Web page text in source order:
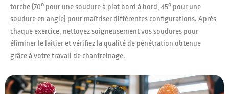
torche (70° pour une soudure à plat bord à bord, 45° pour une
soudure en angle) pour maîtriser différentes configurations. Après
chaque exercice, nettoyez soigneusement vos soudures pour
éliminer le laitier et vérifiez la qualité de pénétration obtenue
grâce à votre travail de chanfreinage.